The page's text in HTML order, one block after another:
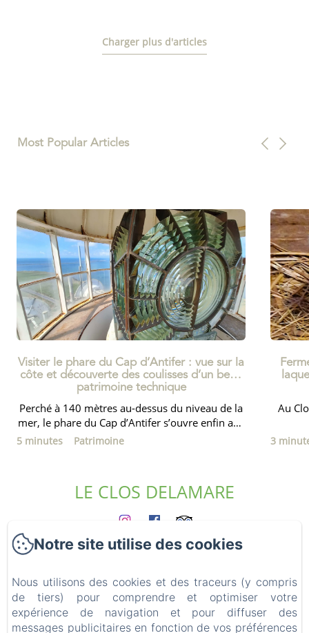
Charger plus d'articles
Most Popular Articles
Visiter le phare du Cap d’Antifer : vue sur la
côte et découverte des coulisses d’un beau
patrimoine technique
Perché à 140 mètres au-dessus du niveau de la
mer, le phare du Cap d’Antifer s’ouvre enfin aux
visiteurs ! Nous...
5 minutes Patrimoine
Au
3
LE CLOS DELAMARE
Accueil
Qui sommes nous ?
Expériences
Les environs
Notre site utilise des cookies
Nous utilisons des cookies et des traceurs (y compris
de tiers) pour comprendre et optimiser votre
expérience de navigation et pour diffuser des
messages publicitaires en fonction de vos préférences